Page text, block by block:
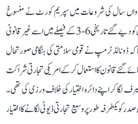
سال کی شروعات میں سپریم کورٹ نے منسوخ
کرنے کا فیصلہ کیا تھا۔ 20 فروری کو دیے گئے تاریخی 6-3 کے فیصلے میں اسے غیر قانونی
کہ ڈونالڈ ٹرمپ نے قومی سلامتی کی ہنگامی صورتحال
کے لیے 1977 میں بنائے گئے قانون کا استعمال کر کے امریکی تجارتی شراکت
لگا کر اپنے دائرہ اختیار کی خلاف ورزی کی تھی۔
کو یکطرفہ طور پر وسیع تجارتی ڈیوٹی لگانے کا اختیار